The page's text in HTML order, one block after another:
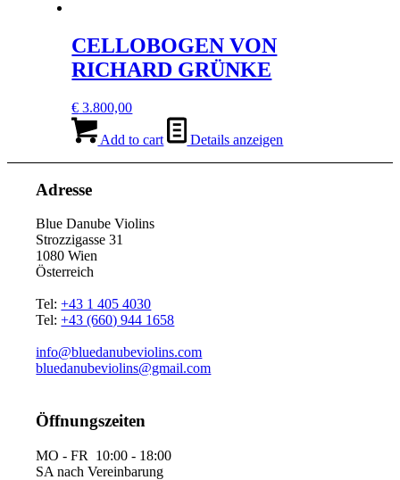
CELLOBOGEN VON
RICHARD GRÜNKE
€ 3.800,00
Add to cart Details anzeigen
Adresse
Blue Danube Violins
Strozzigasse 31
1080 Wien
Österreich
Tel:+43 1 405 4030
Tel:+43 (660) 944 1658
info@bluedanubeviolins.com
bluedanubeviolins@gmail.com
Öffnungszeiten
MO - FR 10:00 - 18:00
SA nach Vereinbarung